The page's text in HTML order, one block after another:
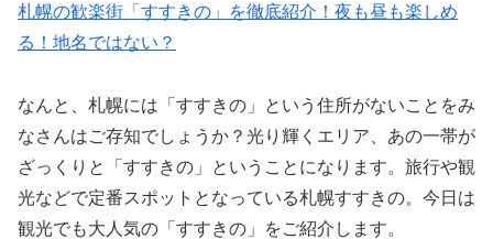
札幌の歓楽街「すすきの」を徹底紹介！夜も昼も楽しめ
る！地名ではない？
なんと、札幌には「すすきの」という住所がないことをみ
なさんはご存知でしょうか？光り輝くエリア、あの一帯が
ざっくりと「すすきの」ということになります。旅行や観
光などで定番スポットとなっている札幌すすきの。今日は
観光でも大人気の「すすきの」をご紹介します。